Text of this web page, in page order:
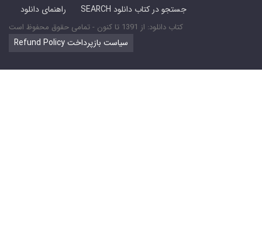
راهنمای دانلود
SEARCH جستجو در کتاب دانلود
کتاب دانلود: از 1391 تا کنون - تمامی حقوق محفوظ است
Refund Policy سیاست بازپرداخت